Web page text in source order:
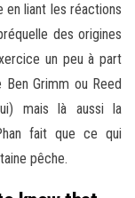
en liant les réactions
des origines
un peu à part
Grimm ou Reed
mais là aussi la
fait que ce qui
pêche.